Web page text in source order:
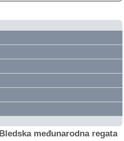
Bledska međunarodna regata